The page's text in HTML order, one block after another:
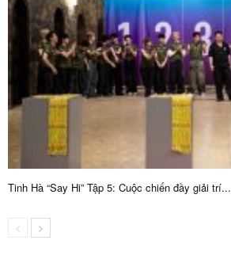
Tinh Hà “Say Hi” Tập 5: Cuộc chiến đầy giải trí...